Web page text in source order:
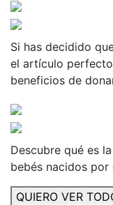
Si has decidido
el artículo
beneficios de
Descubre qué es
bebés nacidos
QUIERO VER